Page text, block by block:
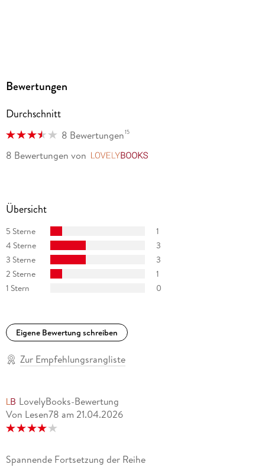
Bewertungen
Durchschnitt
8 Bewertungen15
8 Bewertungen von
Übersicht
5 Sterne
1
4 Sterne
3
3 Sterne
3
2 Sterne
1
1 Stern
0
Eigene Bewertung schreiben
Zur Empfehlungsrangliste
LovelyBooks-Bewertung
Von Lesen78 am 21.04.2026
Spannende Fortsetzung der Reihe